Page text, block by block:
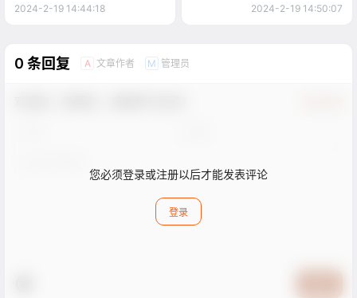
2024-2-19 14:44:18 2024-2-19 14:50:07
0 条回复 A 文章作者 M 管理员
您必须登录或注册以后才能发表评论
登录